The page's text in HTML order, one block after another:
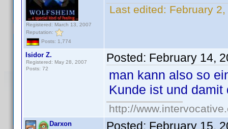
Registered: March 13, 2007
Reputation:
Posts: 1,774
Last edited: February
Isidor Z.
Registered: May 28, 2007
Posts: 72
Posted: February 14,
man kann also so
Kunde ist und
http://
Darxon Posted: February 15,